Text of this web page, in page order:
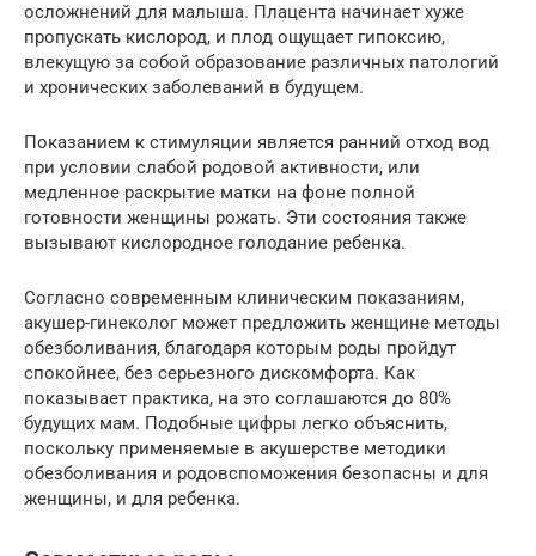
осложнений для малыша. Плацента начинает хуже
пропускать кислород, и плод ощущает гипоксию,
влекущую за собой образование различных патологий
и хронических заболеваний в будущем.
Показанием к стимуляции является ранний отход вод
при условии слабой родовой активности, или
медленное раскрытие матки на фоне полной
готовности женщины рожать. Эти состояния также
вызывают кислородное голодание ребенка.
Согласно современным клиническим показаниям,
акушер-гинеколог может предложить женщине методы
обезболивания, благодаря которым роды пройдут
спокойнее, без серьезного дискомфорта. Как
показывает практика, на это соглашаются до 80%
будущих мам. Подобные цифры легко объяснить,
поскольку применяемые в акушерстве методики
обезболивания и родовспоможения безопасны и для
женщины, и для ребенка.